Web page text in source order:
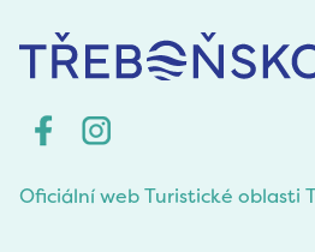
Oficiální web Turistické oblasti